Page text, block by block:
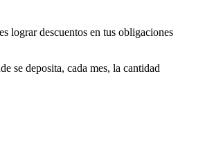
lograr descuentos en tus obligaciones
se deposita, cada mes, la cantidad